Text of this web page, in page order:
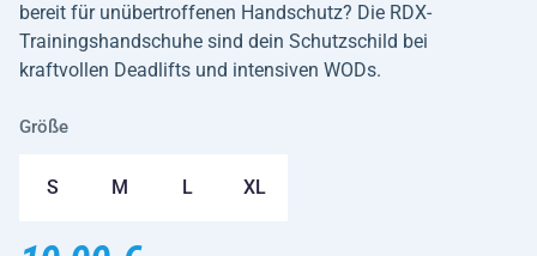
bereit für unübertroffenen Handschutz? Die RDX-
Trainingshandschuhe sind dein Schutzschild bei
kraftvollen Deadlifts und intensiven WODs.
Größe
S M L XL